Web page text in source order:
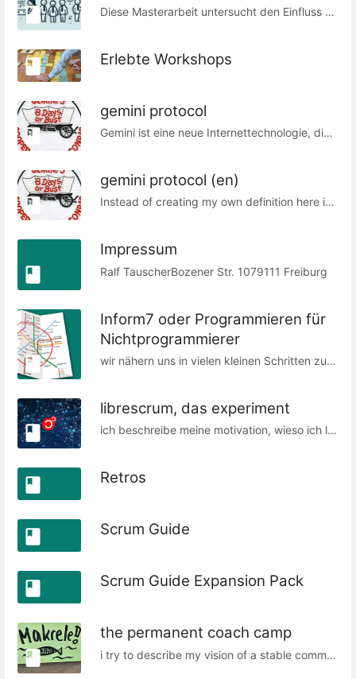
Diese Masterarbeit untersucht den Einfluss von organisationaler Unterstützung und Teamidentifikation auf die berufliche Selbstwirksamkeitserwartung von Scrum Mastern in agilen Teams. Ziel der Arbeit ist es, zu verstehen, wie diese beiden Faktoren das Selbstvertrauen und die berufliche Wirksamkeit von Scrum Mastern beeinflussen und welche Auswirkungen dies auf ihre Arbeitszufriedenheit und Bleibeabsicht hat. Die Arbeit liefert wertvolle Erkenntnisse zur Optimierung der Arbeitsbedingungen und der Motivation von Scrum Mastern, um ihre berufliche Selbstwirksamkeit zu fördern und die Bindung an das Unternehmen zu stärken. Auf Basis der Ergebnisse werden konkrete Handlungsempfehlungen zur Unterstützung und Weiterentwicklung von Scrum Mastern abgeleitet.
Erlebte Workshops
gemini protocol
Gemini ist eine neue Internettechnologie, die eine elektronische Bibliothek mit miteinander verbundenen Textdokumenten unterstützt. Das ist keine neue Idee, aber sie ist auch nicht altmodisch. Sie ist zeitlos und verdient Werkzeuge, die sie als erstklassiges Konzept behandeln, und nicht als rudimentären Eckfall. Bei Gemini geht es nicht um Innovation oder Störung, sondern darum, denjenigen eine Atempause zu verschaffen, die das Gefühl haben, dass das Internet schon genug gestört wurde. Wir sind nicht darauf aus, die Welt zu verändern oder andere Technologien zu zerstören. Wir sind darauf aus, einen leichtgewichtigen Online-Raum zu schaffen, in dem Dokumente einfach nur Dokumente sind, im Interesse der Privatsphäre, der Aufmerksamkeit und der Bandbreite eines jeden Lesers. vgl. https://geminiprotocol.net/
gemini protocol (en)
Instead of creating my own definition here is the "official one" : Gemini in 100 words Gemini is a new internet technology supporting an electronic library of interconnected text documents. That's not a new idea, but it's not old fashioned either. It's timeless, and deserves tools which treat it as a first class concept, not a vestigial corner case. Gemini isn't about innovation or disruption, it's about providing some respite for those who feel the internet has been disrupted enough already. We're not out to change the world or destroy other technologies. We are out to build a lightweight online space where documents are just documents, in the interests of every reader's privacy, attention and bandwidth. https://geminiprotocol.net/
Impressum
Ralf TauscherBozener Str. 1079111 Freiburg
Inform7 oder Programmieren für
Nichtprogrammierer
wir nähern uns in vielen kleinen Schritten zu einem selbsterstellten, programmierten Werk. ;) Das Vorgehen ist hier aufgeteilt in *Konsumieren*, damit wir selbst wissen, was fuer eine Art Produkt wir bauen. und *Produzieren*, um so etwas aehnlichs danach selbst zu bauen.
librescrum, das experiment
ich beschreibe meine motivation, wieso ich librescrum.org mit den verschiedenen fediverse diensten fuer mindestens ein jahr "angeschalten" habe.
Retros
Scrum Guide
Scrum Guide Expansion Pack
the permanent coach camp
i try to describe my vision of a stable community of agile coaches, giving and receiving mutual help also _between_ events where we meet in different "compositions".